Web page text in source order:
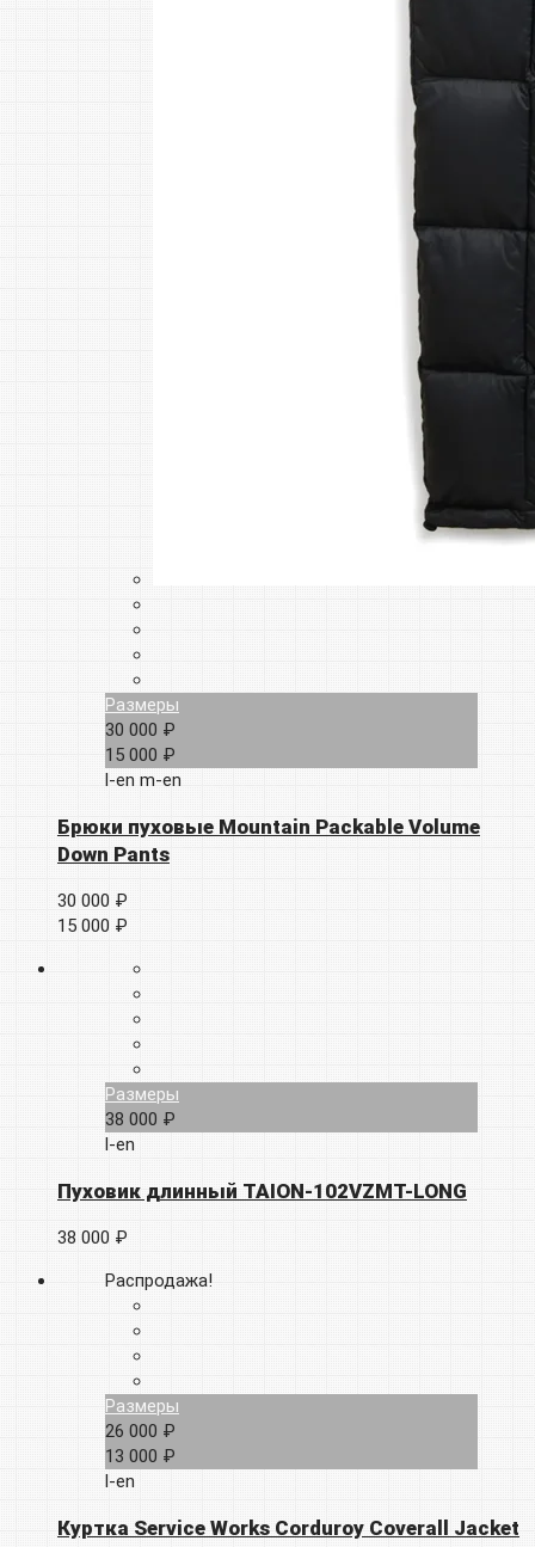
Размеры
30 000 ₽
15 000 ₽
l-en m-en
Брюки пуховые Mountain Packable Volume
Down Pants
30 000 ₽
15 000 ₽
Размеры
38 000 ₽
l-en
Пуховик длинный TAION-102VZMT-LONG
38 000 ₽
Распродажа!
Размеры
26 000 ₽
13 000 ₽
l-en
Куртка Service Works Corduroy Coverall Jacket